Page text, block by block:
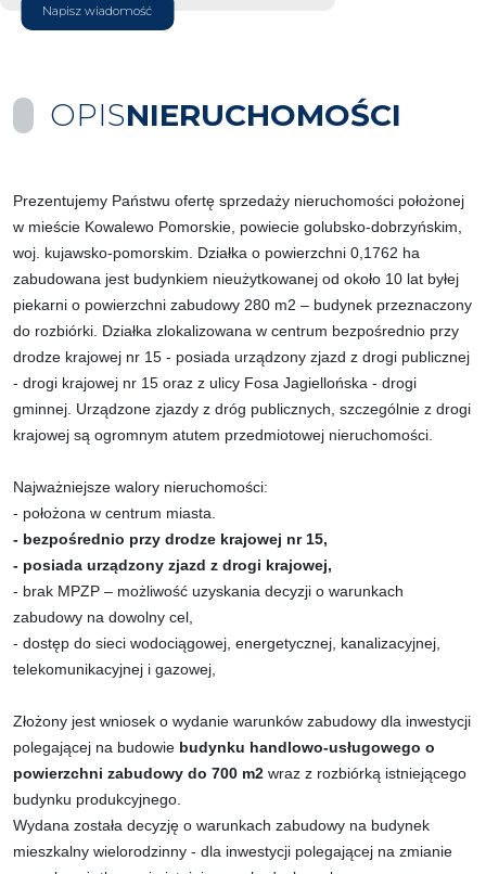
Napisz wiadomość
OPISNIERUCHOMOŚCI
Prezentujemy Państwu ofertę sprzedaży nieruchomości położonej
w mieście Kowalewo Pomorskie, powiecie golubsko-dobrzyńskim,
woj. kujawsko-pomorskim. Działka o powierzchni 0,1762 ha
zabudowana jest budynkiem nieużytkowanej od około 10 lat byłej
piekarni o powierzchni zabudowy 280 m2 – budynek przeznaczony
do rozbiórki. Działka zlokalizowana w centrum bezpośrednio przy
drodze krajowej nr 15 - posiada urządzony zjazd z drogi publicznej
- drogi krajowej nr 15 oraz z ulicy Fosa Jagiellońska - drogi
gminnej. Urządzone zjazdy z dróg publicznych, szczególnie z drogi
krajowej są ogromnym atutem przedmiotowej nieruchomości.
Najważniejsze walory nieruchomości:
- położona w centrum miasta.
- bezpośrednio przy drodze krajowej nr 15,
- posiada urządzony zjazd z drogi krajowej,
- brak MPZP – możliwość uzyskania decyzji o warunkach
zabudowy na dowolny cel,
- dostęp do sieci wodociągowej, energetycznej, kanalizacyjnej,
telekomunikacyjnej i gazowej,
Złożony jest wniosek o wydanie warunków zabudowy dla inwestycji
polegającej na budowie budynku handlowo-usługowego o
powierzchni zabudowy do 700 m2 wraz z rozbiórką istniejącego
budynku produkcyjnego.
Wydana została decyzję o warunkach zabudowy na budynek
mieszkalny wielorodzinny - dla inwestycji polegającej na zmianie